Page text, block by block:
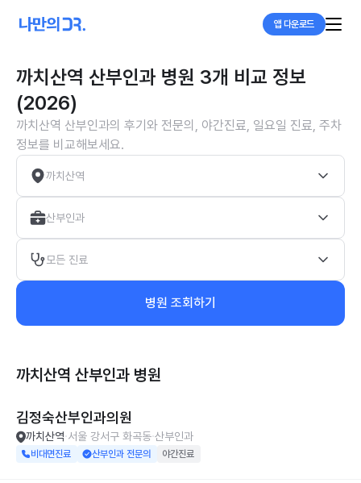
앱 다운로드
까치산역 산부인과 병원 3개 비교 정보
(2026)
까치산역 산부인과의 후기와 전문의, 야간진료, 일요일 진료, 주차
정보를 비교해보세요.
까치산역
산부인과
모든 진료
병원 조회하기
까치산역 산부인과 병원
김정숙산부인과의원
까치산역 서울 강서구 화곡동 산부인과
비대면진료 산부인과 전문의 야간진료